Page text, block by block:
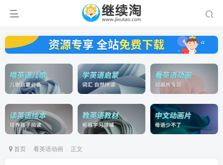
首页 看英语动画 正文